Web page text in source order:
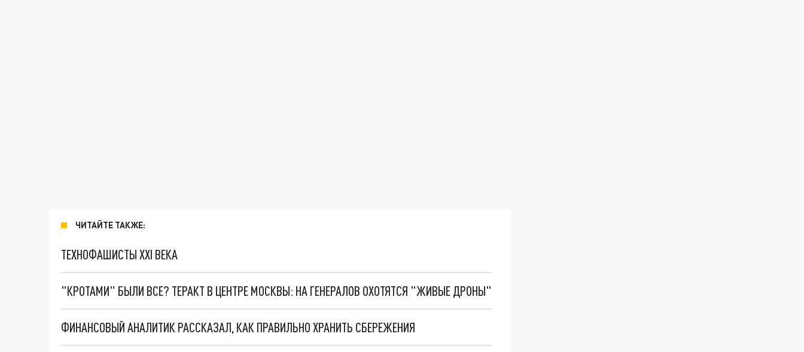
ЧИТАЙТЕ ТАКЖЕ:
ТЕХНОФАШИСТЫ XXI ВЕКА
"КРОТАМИ" БЫЛИ ВСЕ? ТЕРАКТ В ЦЕНТРЕ МОСКВЫ: НА ГЕНЕРАЛОВ ОХОТЯТСЯ "ЖИВЫЕ ДРОНЫ"
ФИНАНСОВЫЙ АНАЛИТИК РАССКАЗАЛ, КАК ПРАВИЛЬНО ХРАНИТЬ СБЕРЕЖЕНИЯ